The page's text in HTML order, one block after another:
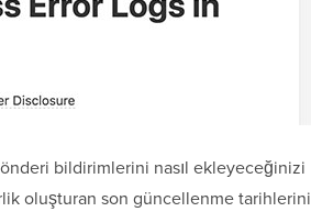
bildirimlerini nasıl ekleyeceğinizi
oluşturan son güncellenme tarihlerini